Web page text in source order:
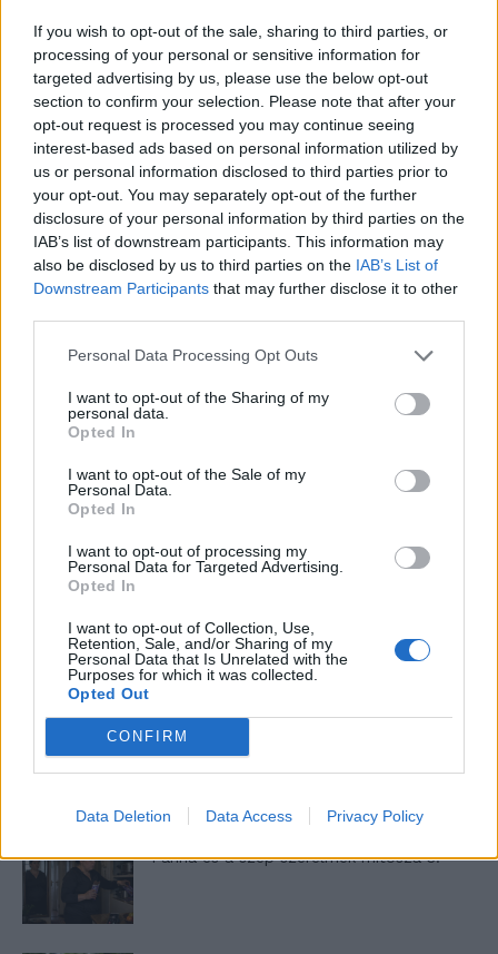
If you wish to opt-out of the sale, sharing to third parties, or
processing of your personal or sensitive information for
targeted advertising by us, please use the below opt-out
section to confirm your selection. Please note that after your
opt-out request is processed you may continue seeing
interest-based ads based on personal information utilized by
us or personal information disclosed to third parties prior to
your opt-out. You may separately opt-out of the further
disclosure of your personal information by third parties on the
IAB’s list of downstream participants. This information may
also be disclosed by us to third parties on the IAB’s List of
Downstream Participants that may further disclose it to other
Personal Data Processing Opt Outs
I want to opt-out of the Sharing of my
personal data.
Opted In
I want to opt-out of the Sale of my
Personal Data.
Opted In
I want to opt-out of processing my
Personal Data for Targeted Advertising.
Opted In
I want to opt-out of Collection, Use,
Retention, Sale, and/or Sharing of my
Personal Data that Is Unrelated with the
Purposes for which it was collected.
Opted Out
CONFIRM
Data Deletion Data Access Privacy Policy
T. szereti a fiatal lányokat 14. rész
Pedig szóltam… – Miért nem hiszünk a
nőknek, amikor segítséget kérnek?
A legidegesítőbb kifejezések laza
A világ legismertebb ruhái
Nyár, nevetés, anekdoták
Panna és a szép szerelmek mítosza 3.